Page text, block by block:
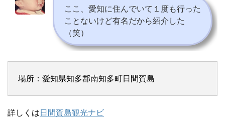
ここ、愛知に住んでいて１度も行った
ことないけど有名だから紹介した
（笑）
場所：愛知県知多郡南知多町日間賀島
詳しくは 日間賀島観光ナビ